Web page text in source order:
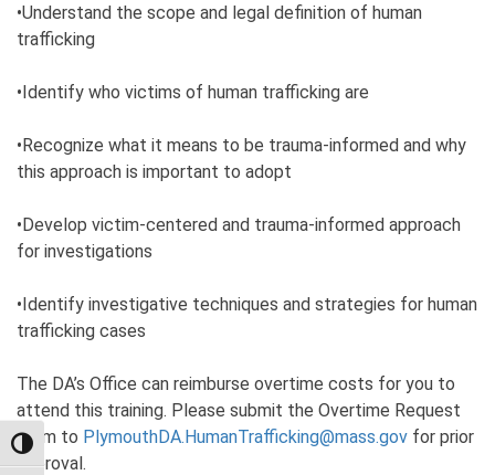
TOGGLE HIGH CONTRAST
•Understand the scope and legal definition of human
trafficking
•Identify who victims of human trafficking are
•Recognize what it means to be trauma-informed and why
this approach is important to adopt
•Develop victim-centered and trauma-informed approach
for investigations
•Identify investigative techniques and strategies for human
trafficking cases
The DA’s Office can reimburse overtime costs for you to
attend this training. Please submit the Overtime Request
Form to PlymouthDA.HumanTrafficking@mass.gov for prior
approval.